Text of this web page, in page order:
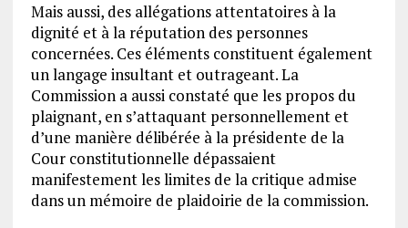
Mais aussi, des allégations attentatoires à la
dignité et à la réputation des personnes
concernées. Ces éléments constituent également
un langage insultant et outrageant. La
Commission a aussi constaté que les propos du
plaignant, en s’attaquant personnellement et
d’une manière délibérée à la présidente de la
Cour constitutionnelle dépassaient
manifestement les limites de la critique admise
dans un mémoire de plaidoirie de la commission.